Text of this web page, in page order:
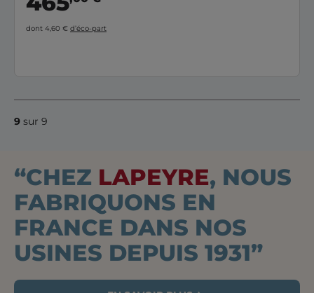
dont 4,60 € d’éco-part
9 sur 9
“CHEZ LAPEYRE, NOUS
FABRIQUONS EN
FRANCE DANS NOS
USINES DEPUIS 1931”